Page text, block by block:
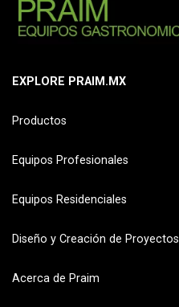
EXPLORE PRAIM.MX
Productos
Equipos Profesionales
Equipos Residenciales
Diseño y Creación de Proyectos
Acerca de Praim